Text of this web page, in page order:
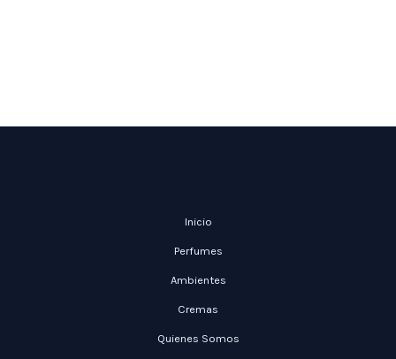
Inicio
Perfumes
Ambientes
Cremas
Quienes Somos